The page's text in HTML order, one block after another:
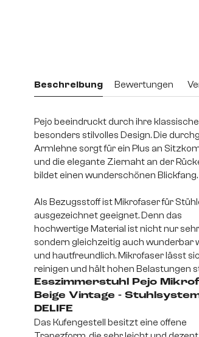
Beschreibung Bewertungen
Pejo beeindruckt durch ihre
besonders stilvolles Design. Die
Armlehne sorgt für ein Plus an
und die elegante Ziernaht an der
bildet einen wunderschönen Blickfang.
Als Bezugsstoff ist Mikrofaser für
ausgezeichnet geeignet. Denn das
hochwertige Material ist nicht nur
sondern gleichzeitig auch wunderbar
und hautfreundlich. Mikrofaser lässt
reinigen und hält hohen Belastungen
Esszimmerstuhl Pejo
Beige Vintage -
DELIFE
Das Kufengestell besitzt eine offene